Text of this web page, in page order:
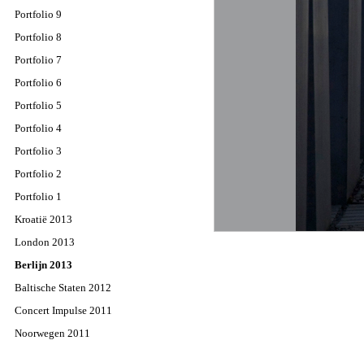
Portfolio 9
Portfolio 8
Portfolio 7
Portfolio 6
Portfolio 5
Portfolio 4
Portfolio 3
Portfolio 2
Portfolio 1
Kroatië 2013
London 2013
Berlijn 2013
Baltische Staten 2012
Concert Impulse 2011
Noorwegen 2011